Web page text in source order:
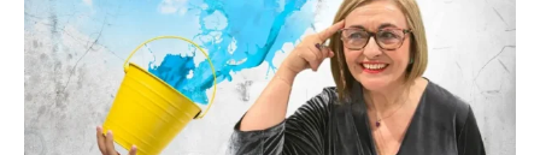
”
FLORA